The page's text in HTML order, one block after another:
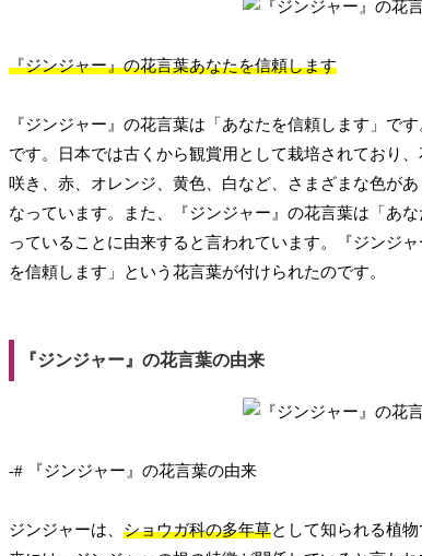
『ジンジャー』の花言葉あなたを信頼します
『ジンジャー』の花言葉は「あなたを信頼します」で
です。日本では古くから観賞用として栽培されており
咲き、赤、オレンジ、黄色、白など、さまざまな色が
なっています。また、『ジンジャー』の花言葉は「あ
っていることに由来すると言われています。『ジンジ
を信頼します」という花言葉が付けられたのです。
『ジンジャー』の花言葉の由来
-# 『ジンジャー』の花言葉の由来
ジンジャーは、 ショウガ科の多年草として知られる植